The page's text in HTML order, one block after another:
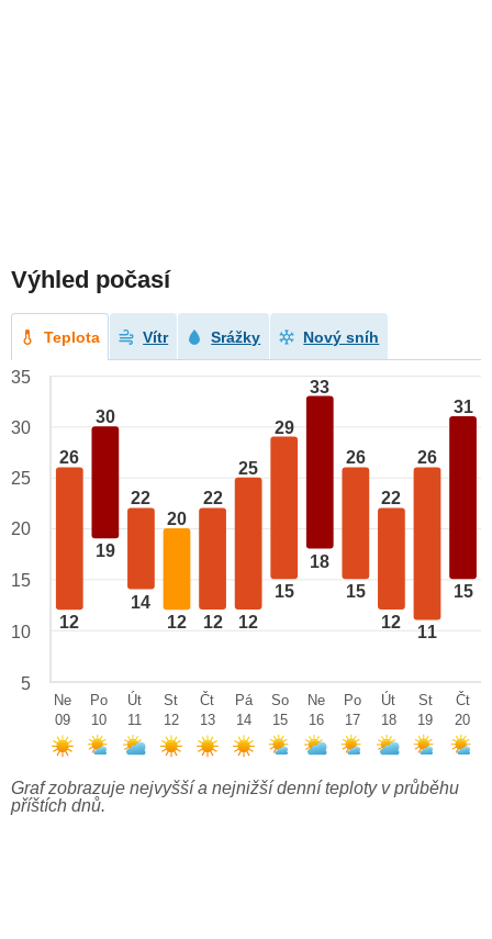
Výhled počasí
Teplota Vítr Srážky Nový sníh
26
12
30
19
22
14
20
12
22
12
25
12
29
15
33
18
26
15
22
12
26
11
31
15
35
30
25
20
15
10
5
Ne
09
Po
10
Út
11
St
12
Čt
13
Pá
14
So
15
Ne
16
Po
17
Út
18
St
19
Čt
20
Graf zobrazuje nejvyšší a nejnižší denní teploty v průběhu
příštích dnů.